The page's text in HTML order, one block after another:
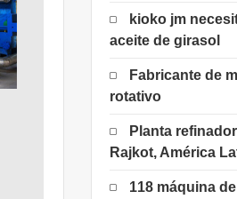
kioko jm
aceite de girasol
Fabricante de
rotativo
Planta
Rajkot, América
118 máquina